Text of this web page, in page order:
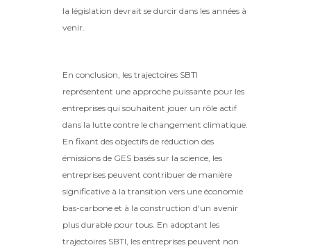
la législation devrait se durcir dans les années à
venir.
En conclusion, les trajectoires SBTI
représentent une approche puissante pour les
entreprises qui souhaitent jouer un rôle actif
dans la lutte contre le changement climatique.
En fixant des objectifs de réduction des
émissions de GES basés sur la science, les
entreprises peuvent contribuer de manière
significative à la transition vers une économie
bas-carbone et à la construction d'un avenir
plus durable pour tous. En adoptant les
trajectoires SBTI, les entreprises peuvent non